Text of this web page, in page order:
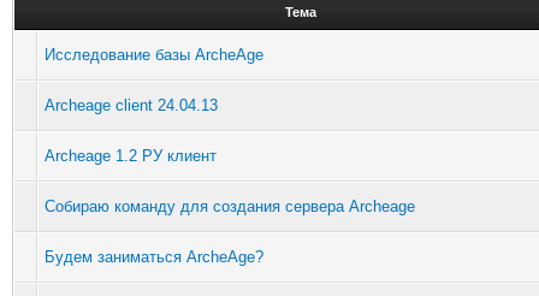
Тема
Исследование базы ArcheAge
Archeage client 24.04.13
Archeage 1.2 РУ клиент
Собираю команду для создания сервера Archeage
Будем заниматься ArcheAge?